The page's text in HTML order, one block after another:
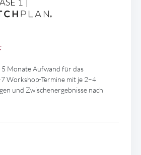
5 Monate Aufwand für das
Workshop-Termine mit je 2–4
und Zwischenergebnisse nach